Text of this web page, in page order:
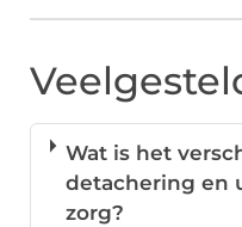
Wat is het
detachering en
zorg?